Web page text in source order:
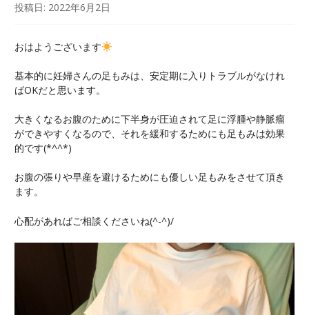
投稿日: 2022年6月2日
おはようございます
基本的に妊婦さんの足もみは、安定期に入りトラブルがなけれ
ばOKだと思います。
大きくなるお腹のために下半身が圧迫されて足に浮腫や静脈瘤
ができやすくなるので、それを緩和するためにも足もみは効果
的です(*^^*)
お腹の張りや早産を避けるためにも優しい足もみをさせて頂き
ます。
心配があればご相談くださいね(^-^)/